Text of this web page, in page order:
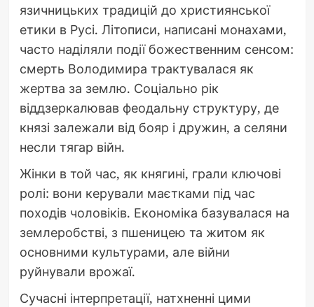
язичницьких традицій до християнської
етики в Русі. Літописи, написані монахами,
часто наділяли події божественним сенсом:
смерть Володимира трактувалася як
жертва за землю. Соціально рік
віддзеркалював феодальну структуру, де
князі залежали від бояр і дружин, а селяни
несли тягар війн.
Жінки в той час, як княгині, грали ключові
ролі: вони керували маєтками під час
походів чоловіків. Економіка базувалася на
землеробстві, з пшеницею та житом як
основними культурами, але війни
руйнували врожаї.
Сучасні інтерпретації, натхненні цими